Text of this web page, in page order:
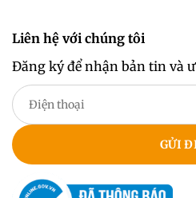
Liên hệ với chúng tôi
Đăng ký để nhận bản tin và